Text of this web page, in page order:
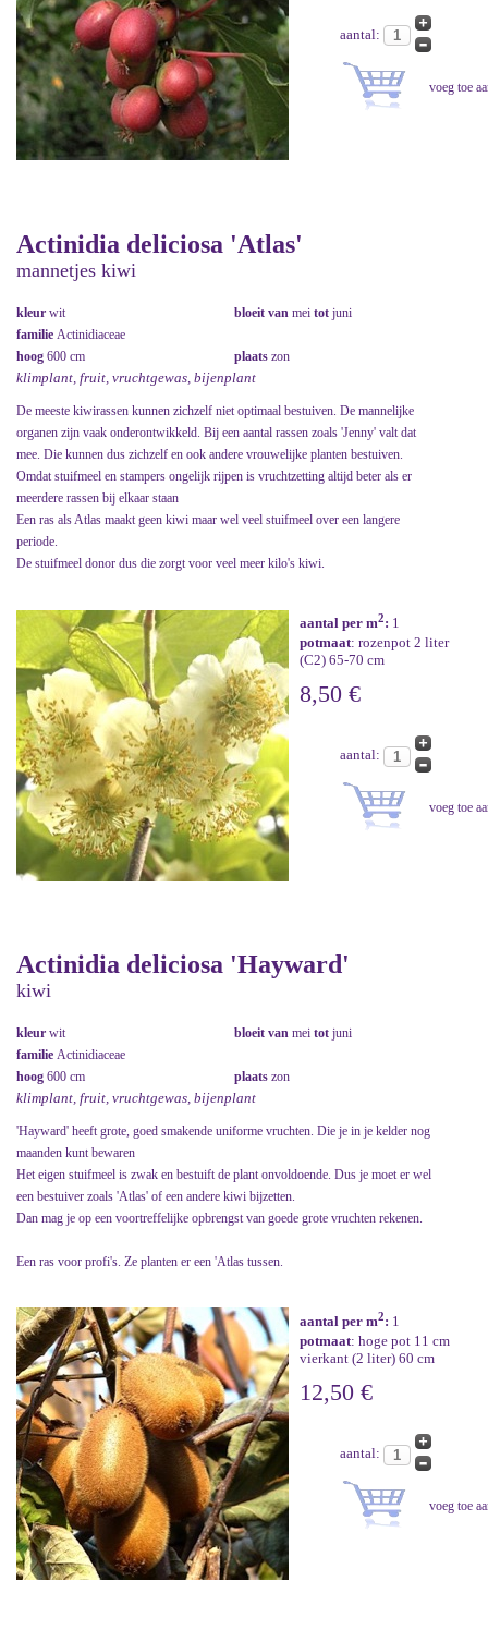
aantal:
Actinidia deliciosa 'Atlas'
mannetjes kiwi
kleur wit bloeit van mei tot juni
familie Actinidiaceae
hoog 600 cm plaats zon
klimplant, fruit, vruchtgewas, bijenplant
De meeste kiwirassen kunnen zichzelf niet optimaal bestuiven. De mannelijke
organen zijn vaak onderontwikkeld. Bij een aantal rassen zoals 'Jenny' valt dat
mee. Die kunnen dus zichzelf en ook andere vrouwelijke planten bestuiven.
Omdat stuifmeel en stampers ongelijk rijpen is vruchtzetting altijd beter als er
meerdere rassen bij elkaar staan
Een ras als Atlas maakt geen kiwi maar wel veel stuifmeel over een langere
periode.
De stuifmeel donor dus die zorgt voor veel meer kilo's kiwi.
aantal per m2: 1
potmaat: rozenpot 2 liter
(C2) 65-70 cm
8,50 €
aantal:
Actinidia deliciosa 'Hayward'
kiwi
kleur wit bloeit van mei tot juni
familie Actinidiaceae
hoog 600 cm plaats zon
klimplant, fruit, vruchtgewas, bijenplant
'Hayward' heeft grote, goed smakende uniforme vruchten. Die je in je kelder nog
maanden kunt bewaren
Het eigen stuifmeel is zwak en bestuift de plant onvoldoende. Dus je moet er wel
een bestuiver zoals 'Atlas' of een andere kiwi bijzetten.
Dan mag je op een voortreffelijke opbrengst van goede grote vruchten rekenen.
Een ras voor profi's. Ze planten er een 'Atlas tussen.
aantal per m2: 1
potmaat: hoge pot 11 cm
vierkant (2 liter) 60 cm
12,50 €
aantal: